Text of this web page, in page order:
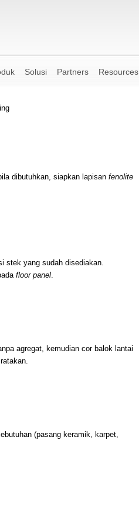
Solusi Partners Resources
dibutuhkan, siapkan lapisan fenolite
stek yang sudah disediakan.
floor panel.
agregat, kemudian cor balok lantai
(pasang keramik, karpet,